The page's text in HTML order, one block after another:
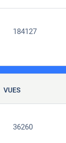
184127
VUES
36260